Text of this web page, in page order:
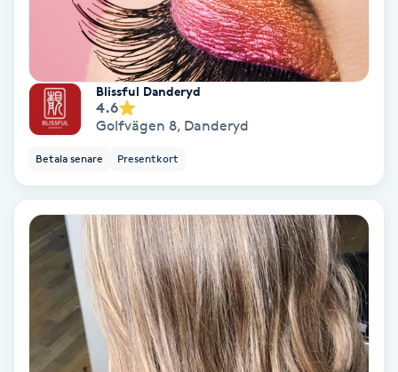
Bottenfärg
Brynformning
Brynfärgning
Brynplockning
Bröllopsuppsättning
Blissful Danderyd
4.6
Golfvägen 8, Danderyd
Betala senare Presentkort